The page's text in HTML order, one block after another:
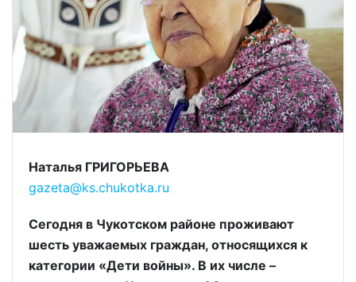
Наталья ГРИГОРЬЕВА
gazeta@ks.chukotka.ru
Сегодня в Чукотском районе проживают
шесть уважаемых граждан, относящихся к
категории «Дети войны». В их числе –